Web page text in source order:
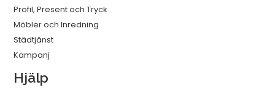
Profil, Present och Tryck
Möbler och Inredning
Städtjänst
Kampanj
Hjälp